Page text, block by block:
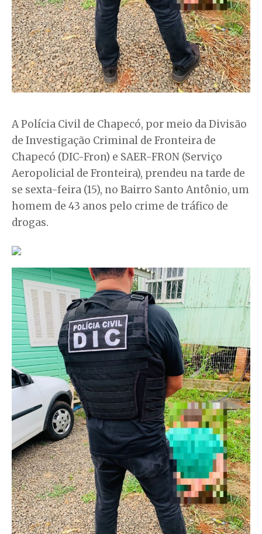
A Polícia Civil de Chapecó, por meio da Divisão
de Investigação Criminal de Fronteira de
Chapecó (DIC-Fron) e SAER-FRON (Serviço
Aeropolicial de Fronteira), prendeu na tarde de
se sexta-feira (15), no Bairro Santo Antônio, um
homem de 43 anos pelo crime de tráfico de
drogas.